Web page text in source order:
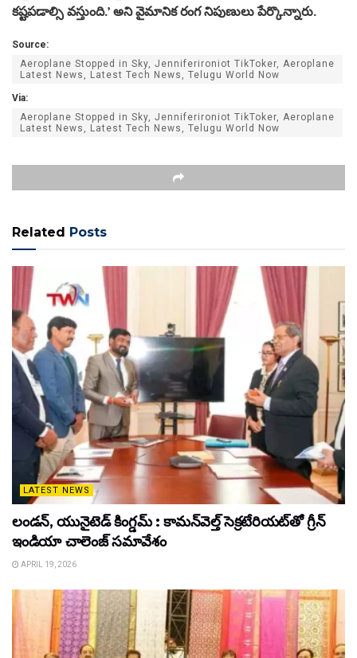
కష్టపడాల్సి వస్తుంది.’ అని వైమానిక రంగ నిపుణులు పేర్కొన్నారు.
Source:
Aeroplane Stopped in Sky, Jenniferironiot TikToker, Aeroplane
Latest News, Latest Tech News, Telugu World Now
Via:
Aeroplane Stopped in Sky, Jenniferironiot TikToker, Aeroplane
Latest News, Latest Tech News, Telugu World Now
Related Posts
LATEST NEWS
లండన్, యునైటెడ్ కింగ్డమ్ : కామన్‌వెల్త్ సెక్రటేరియట్‌తో గ్రీన్
ఇండియా చాలెంజ్ సమావేశం
APRIL 19, 2026